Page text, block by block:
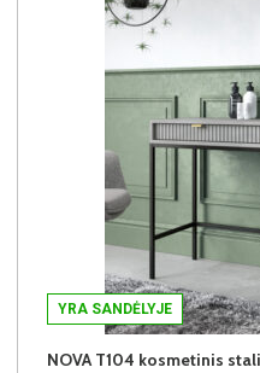
YRA SANDĖLYJE
NOVA T104 kosmetinis